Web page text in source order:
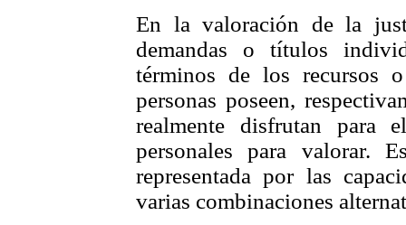
En la valoración de la
demandas o títulos
términos de los recursos
personas poseen,
realmente disfrutan para
personales para valorar.
representada por las
varias combinaciones